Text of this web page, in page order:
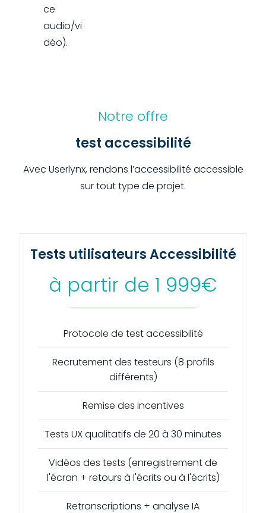
ce
audio/vi
déo).
Notre offre
test accessibilité
Avec Userlynx, rendons l’accessibilité accessible
sur tout type de projet.
Tests utilisateurs Accessibilité
à partir de 1 999€
Protocole de test accessibilité
Recrutement des testeurs (8 profils
différents)
Remise des incentives
Tests UX qualitatifs de 20 à 30 minutes
Vidéos des tests (enregistrement de
l'écran + retours à l'écrits ou à l'écrits)
Retranscriptions + analyse IA